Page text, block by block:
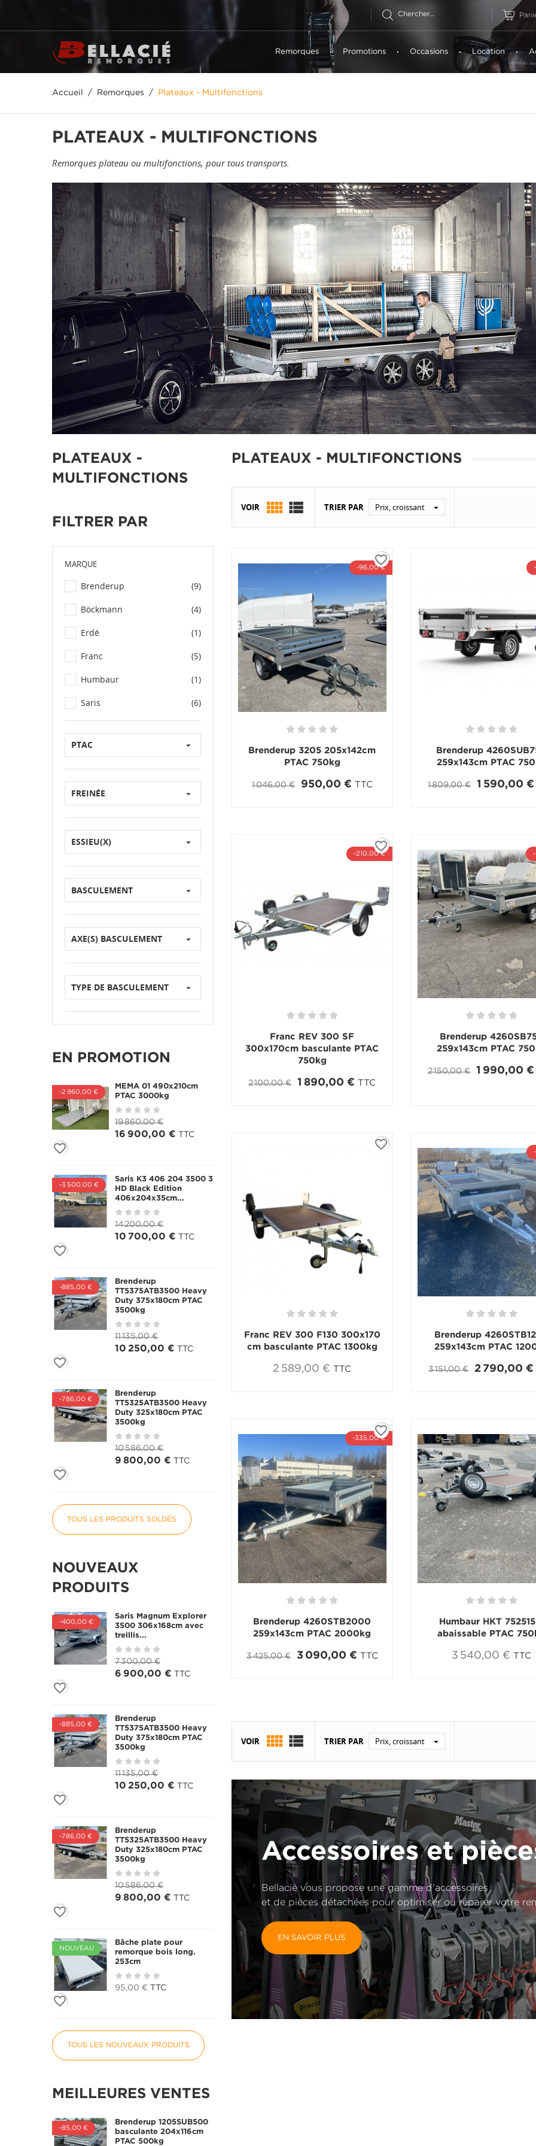
Remorques Promotions Occasions Location
Accueil Remorques Plateaux - Multifonctions
PLATEAUX - MULTIFONCTIONS
Remorques plateau ou multifonctions, pour tous transports.
PLATEAUX -
MULTIFONCTIONS
FILTRER PAR
MARQUE
Brenderup (9)
Böckmann (4)
Erdé (1)
Franc (5)
Humbaur (1)
Saris (6)
PTAC 
FREINÉE 
ESSIEU(X) 
BASCULEMENT 
AXE(S) BASCULEMENT 
TYPE DE BASCULEMENT 
EN PROMOTION
-2 960,00 €
MEMA 01 490x210cm
PTAC 3000kg
19 860,00 €
16 900,00 € TTC
favorite_border
-3 500,00 €
Saris K3 406 204 3500 3
HD Black Edition
406x204x35cm...
14 200,00 €
10 700,00 € TTC
favorite_border
-885,00 €
Brenderup
TT5375ATB3500 Heavy
Duty 375x180cm PTAC
3500kg
11 135,00 €
10 250,00 € TTC
favorite_border
-786,00 €
Brenderup
TT5325ATB3500 Heavy
Duty 325x180cm PTAC
3500kg
10 586,00 €
9 800,00 € TTC
favorite_border
TOUS LES PRODUITS SOLDÉS
NOUVEAUX
PRODUITS
-400,00 €
Saris Magnum Explorer
3500 306x168cm avec
treillis...
7 300,00 €
6 900,00 € TTC
favorite_border
-885,00 €
Brenderup
TT5375ATB3500 Heavy
Duty 375x180cm PTAC
3500kg
11 135,00 €
10 250,00 € TTC
favorite_border
-786,00 €
Brenderup
TT5325ATB3500 Heavy
Duty 325x180cm PTAC
3500kg
10 586,00 €
9 800,00 € TTC
favorite_border
NOUVEAU
Bâche plate pour
remorque bois long.
253cm
95,00 € TTC
favorite_border
TOUS LES NOUVEAUX PRODUITS
MEILLEURES VENTES
-85,00 €
Brenderup 1205SUB500
basculante 204x116cm
PTAC 500kg
PLATEAUX - MULTIFONCTIONS
VOIR   TRIER PAR Prix, croissant 
-96,00 €
Brenderup 3205 205x142cm
PTAC 750kg
1 046,00 € 950,00 € TTC
favorite_border
Brenderup
259x143cm PTAC
1 809,00 € 1 590,00 €
-210,00 €
Franc REV 300 SF
300x170cm basculante PTAC
750kg
2 100,00 € 1 890,00 € TTC
favorite_border
Brenderup
259x143cm PTAC
2 150,00 € 1 990,00 €
Franc REV 300 F130 300x170
cm basculante PTAC 1300kg
2 589,00 € TTC
favorite_border
Brenderup
259x143cm PTAC
3 151,00 € 2 790,00 €
-335,00 €
Brenderup 4260STB2000
259x143cm PTAC 2000kg
3 425,00 € 3 090,00 € TTC
favorite_border
Humbaur HKT
abaissable PTAC
3 540,00 € TTC
VOIR   TRIER PAR Prix, croissant 
Accessoires et
Bellacié vous propose une gamme d'accessoires
et de pièces détachées pour optimiser ou réparer votre
EN SAVOIR PLUS